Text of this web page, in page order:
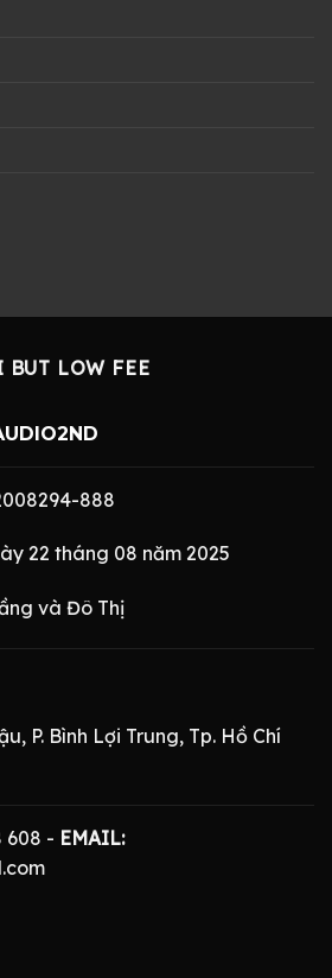
LOW FEE
888
22 tháng 08 năm 2025
và Đô Thị
P. Bình Lợi Trung, Tp. Hồ Chí
608 - EMAIL: